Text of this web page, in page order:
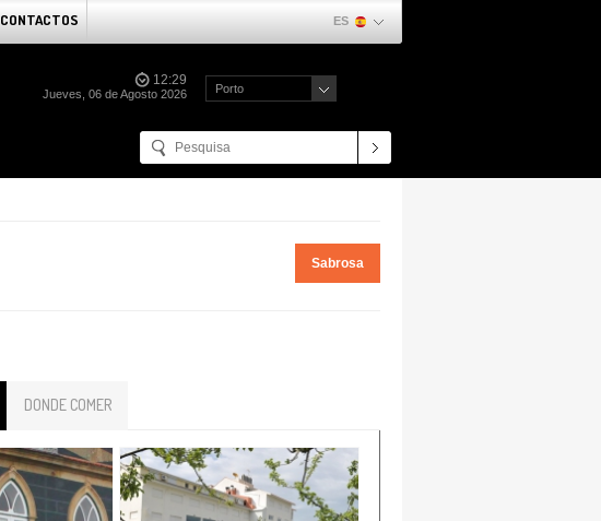
CONTACTOS ES
12:29
Jueves, 06 de Agosto 2026 Porto
Sabrosa
DONDE COMER